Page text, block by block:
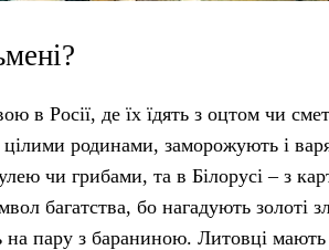
в Росії, де їх їдять з оцтом чи
родинами, заморожують і
чи грибами, та в Білорусі – з
багатства, бо нагадують золоті
на пару з бараниною. Литовці